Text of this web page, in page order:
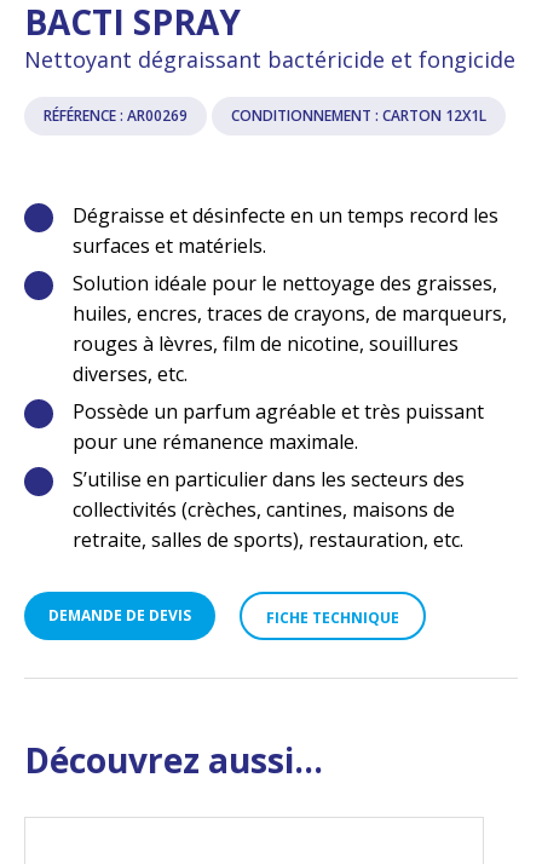
BACTI SPRAY
Nettoyant dégraissant bactéricide et fongicide
RÉFÉRENCE : AR00269 CONDITIONNEMENT : CARTON 12X1L
Dégraisse et désinfecte en un temps record les
surfaces et matériels.
Solution idéale pour le nettoyage des graisses,
huiles, encres, traces de crayons, de marqueurs,
rouges à lèvres, film de nicotine, souillures
diverses, etc.
Possède un parfum agréable et très puissant
pour une rémanence maximale.
S’utilise en particulier dans les secteurs des
collectivités (crèches, cantines, maisons de
retraite, salles de sports), restauration, etc.
DEMANDE DE DEVIS FICHE TECHNIQUE
Découvrez aussi...